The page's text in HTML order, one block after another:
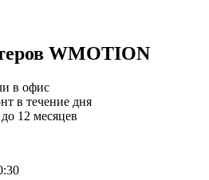
WMOTION
в офис
в течение дня
12 месяцев